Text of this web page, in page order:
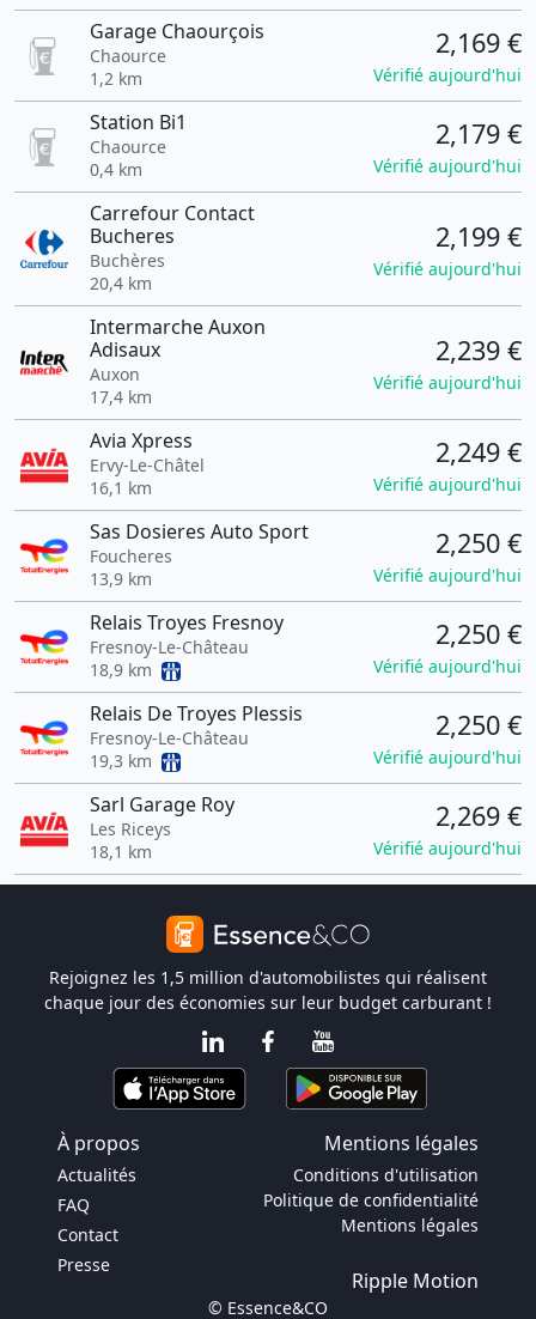
Garage Chaourçois
Chaource
1,2 km
2,169 €
Vérifié aujourd'hui
Station Bi1
Chaource
0,4 km
2,179 €
Vérifié aujourd'hui
Carrefour Contact
Bucheres
Buchères
20,4 km
2,199 €
Vérifié aujourd'hui
Intermarche Auxon
Adisaux
Auxon
17,4 km
2,239 €
Vérifié aujourd'hui
Avia Xpress
Ervy-Le-Châtel
16,1 km
2,249 €
Vérifié aujourd'hui
Sas Dosieres Auto Sport
Foucheres
13,9 km
2,250 €
Vérifié aujourd'hui
Relais Troyes Fresnoy
Fresnoy-Le-Château
18,9 km
2,250 €
Vérifié aujourd'hui
Relais De Troyes Plessis
Fresnoy-Le-Château
19,3 km
2,250 €
Vérifié aujourd'hui
Sarl Garage Roy
Les Riceys
18,1 km
2,269 €
Vérifié aujourd'hui
Rejoignez les 1,5 million d'automobilistes qui réalisent
chaque jour des économies sur leur budget carburant !
À propos Mentions légales
Actualités
FAQ
Contact
Presse
Conditions d'utilisation
Politique de confidentialité
Mentions légales
Ripple Motion
© Essence&CO